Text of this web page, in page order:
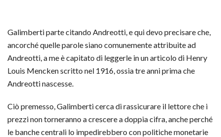
Galimberti parte citando Andreotti, e qui devo precisare che,
ancorché quelle parole siano comunemente attribuite ad
Andreotti, a me è capitato di leggerle in un articolo di Henry
Louis Mencken scritto nel 1916, ossia tre anni prima che
Andreotti nascesse.
Ciò premesso, Galimberti cerca di rassicurare il lettore che i
prezzi non torneranno a crescere a doppia cifra, anche perché
le banche centrali lo impedirebbero con politiche monetarie